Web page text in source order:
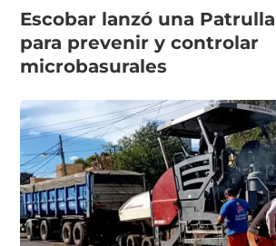
Escobar lanzó una
para prevenir y controlar
microbasurales